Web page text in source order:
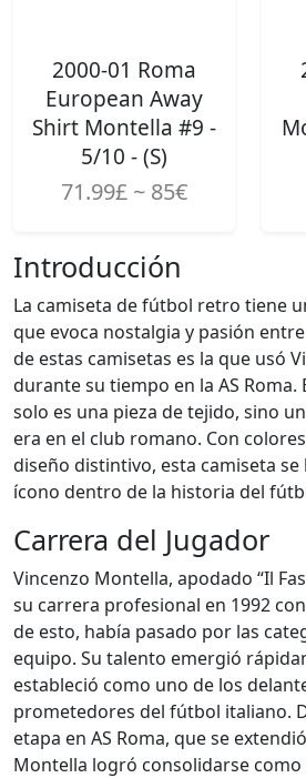
2000-01 Roma
European Away
Shirt Montella #9 -
5/10 - (S)
71.99£ ~ 85€
Introducción
La camiseta de fútbol retro tiene
que evoca nostalgia y pasión
de estas camisetas es la que usó
durante su tiempo en la AS
solo es una pieza de tejido, sino
era en el club romano. Con
diseño distintivo, esta camiseta
ícono dentro de la historia del
Carrera del Jugador
Vincenzo Montella, apodado “Il
su carrera profesional en 1992 con
de esto, había pasado por las
equipo. Su talento emergió
estableció como uno de los
prometedores del fútbol italiano.
etapa en AS Roma, que se
Montella logró consolidarse como